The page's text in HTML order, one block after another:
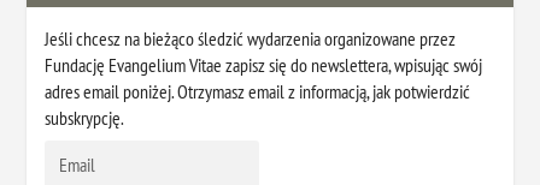
Jeśli chcesz na bieżąco śledzić wydarzenia organizowane przez
Fundację Evangelium Vitae zapisz się do newslettera, wpisując swój
adres email poniżej. Otrzymasz email z informacją, jak potwierdzić
subskrypcję.